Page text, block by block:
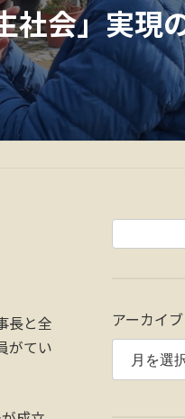
会」実現
長と全
がてい
アーカイブ